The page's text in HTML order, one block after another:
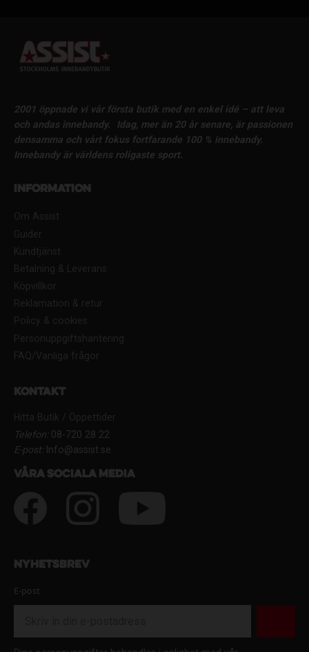
2001 öppnade vi vår första butik med en enkel idé – att leva
och andas innebandy.
Idag, mer än 20 år senare, är passionen
densamma och vårt fokus fortfarande 100 % innebandy.
Innebandy är världens roligaste sport.
Information
Om Assist
Guider
Kundtjänst
Betalning & Leverans
Köpvillkor
Reklamation & retur
Policy & cookies
Personuppgiftshantering
FAQ/Vanliga frågor
Kontakt
Hitta Butik / Öppettider
Telefon:08-720 28 22
E-post:Info@assist.se
Våra sociala media
Nyhetsbrev
E-post